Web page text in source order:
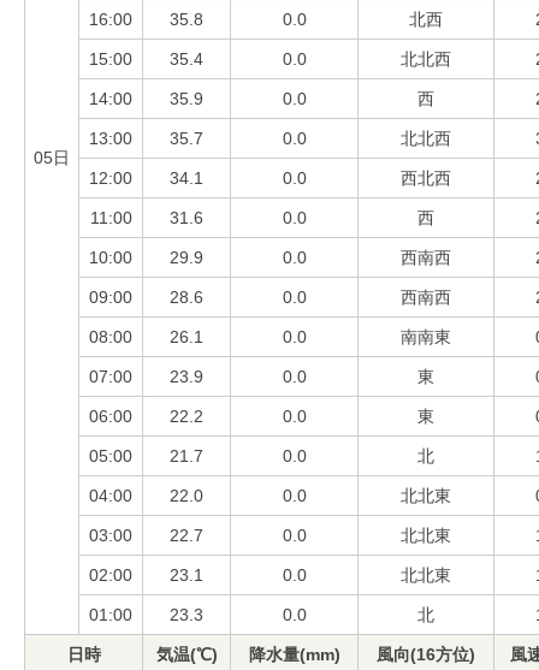
05日
16:00 35.8 0.0 北西
15:00 35.4 0.0 北北西
14:00 35.9 0.0 西
13:00 35.7 0.0 北北西
12:00 34.1 0.0 西北西
11:00 31.6 0.0 西
10:00 29.9 0.0 西南西
09:00 28.6 0.0 西南西
08:00 26.1 0.0 南南東
07:00 23.9 0.0 東
06:00 22.2 0.0 東
05:00 21.7 0.0 北
04:00 22.0 0.0 北北東
03:00 22.7 0.0 北北東
02:00 23.1 0.0 北北東
01:00 23.3 0.0 北
日時 気温(℃) 降水量(mm) 風向(16方位) 風